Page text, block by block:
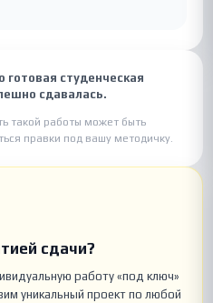
готовая студенческая
сдавалась.
такой работы может быть
правки под вашу методичку.
сдачи?
работу «под ключ»
уникальный проект по любой